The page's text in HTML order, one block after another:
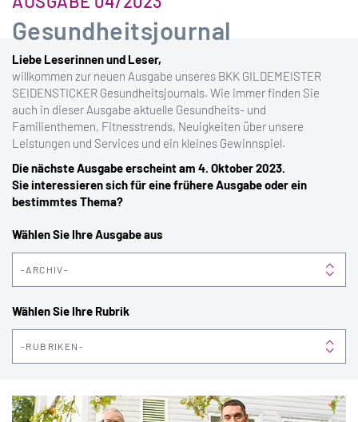
Gesundheitsjournal
Liebe Leserinnen und Leser,
willkommen zur neuen Ausgabe unseres BKK GILDEMEISTER
SEIDENSTICKER Gesundheitsjournals. Wie immer finden Sie
auch in dieser Ausgabe aktuelle Gesundheits- und
Familienthemen, Fitnesstrends, Neuigkeiten über unsere
Leistungen und Services und ein kleines Gewinnspiel.
Die nächste Ausgabe erscheint am 4. Oktober 2023.
Sie interessieren sich für eine frühere Ausgabe oder ein
bestimmtes Thema?
Wählen Sie Ihre Ausgabe aus
ARCHIV
Wählen Sie Ihre Rubrik
RUBRIKEN